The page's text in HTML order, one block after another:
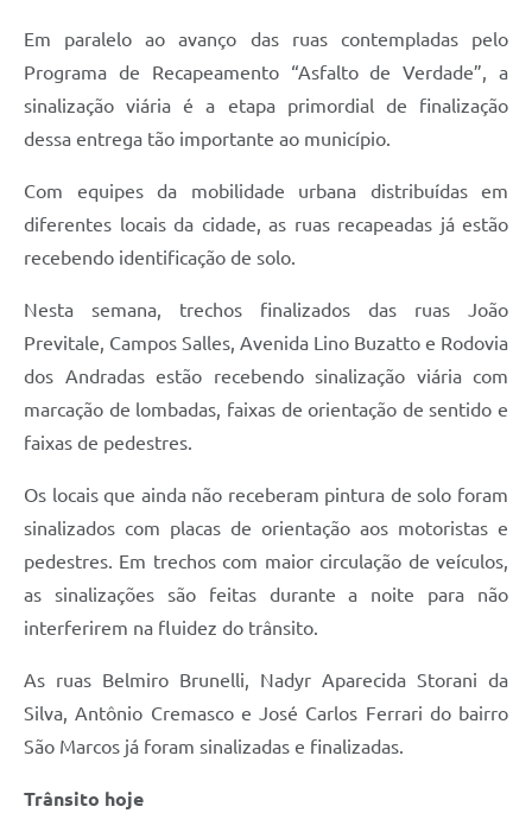
A Prefeitura
Enquete
Jornal
SIC
Contato
Em paralelo ao avanço das ruas contempladas pelo
Programa de Recapeamento “Asfalto de Verdade”, a
sinalização viária é a etapa primordial de finalização
dessa entrega tão importante ao município.
Com equipes da mobilidade urbana distribuídas em
diferentes locais da cidade, as ruas recapeadas já estão
recebendo identificação de solo.
Nesta semana, trechos finalizados das ruas João
Previtale, Campos Salles, Avenida Lino Buzatto e Rodovia
dos Andradas estão recebendo sinalização viária com
marcação de lombadas, faixas de orientação de sentido e
faixas de pedestres.
Os locais que ainda não receberam pintura de solo foram
sinalizados com placas de orientação aos motoristas e
pedestres. Em trechos com maior circulação de veículos,
as sinalizações são feitas durante a noite para não
interferirem na fluidez do trânsito.
As ruas Belmiro Brunelli, Nadyr Aparecida Storani da
Silva, Antônio Cremasco e José Carlos Ferrari do bairro
São Marcos já foram sinalizadas e finalizadas.
Trânsito hoje